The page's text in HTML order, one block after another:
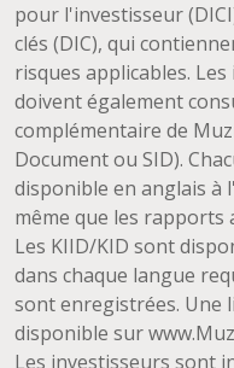
pour l'investisseur
clés (DIC), qui
risques applicables.
doivent également
complémentaire de
Document ou SID).
disponible en anglais à
même que les rapports
Les KIID/KID sont
dans chaque langue
sont enregistrées. Une
disponible sur
Les investisseurs sont